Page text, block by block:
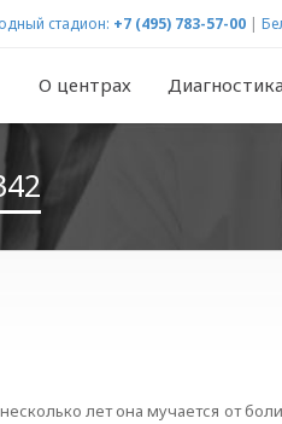
стадион: +7 (495) 783-57-00 |
О центрах Диагностика
лет она мучается от